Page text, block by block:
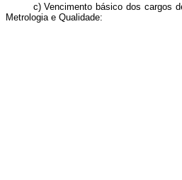
c) Vencimento básico dos cargos de
Metrologia e Qualidade: